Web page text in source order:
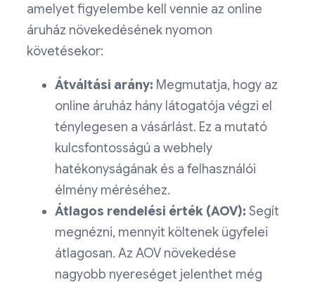
amelyet figyelembe kell vennie az online
áruház növekedésének nyomon
követésekor:
Átváltási arány: Megmutatja, hogy az
online áruház hány látogatója végzi el
ténylegesen a vásárlást. Ez a mutató
kulcsfontosságú a webhely
hatékonyságának és a felhasználói
élmény méréséhez.
Átlagos rendelési érték (AOV): Segít
megnézni, mennyit költenek ügyfelei
átlagosan. Az AOV növekedése
nagyobb nyereséget jelenthet még